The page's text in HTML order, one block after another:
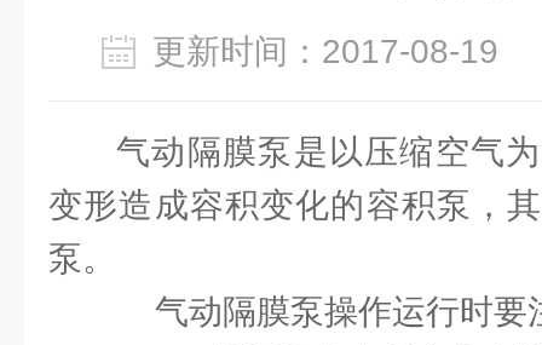
更新时间：2017-08-
气动隔膜泵是以压缩空气
变形造成容积变化的容积泵，
泵。
气动隔膜泵操作运行时要